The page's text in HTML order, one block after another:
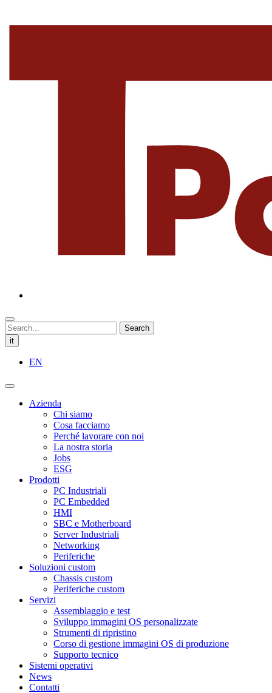
Search
it
EN
Azienda
Chi siamo
Cosa facciamo
Perché lavorare con noi
La nostra storia
Jobs
ESG
Prodotti
PC Industriali
PC Embedded
HMI
SBC e Motherboard
Server Industriali
Networking
Periferiche
Soluzioni custom
Chassis custom
Periferiche custom
Servizi
Assemblaggio e test
Sviluppo immagini OS personalizzate
Strumenti di ripristino
Corso di gestione immagini OS di produzione
Supporto tecnico
Sistemi operativi
News
Contatti